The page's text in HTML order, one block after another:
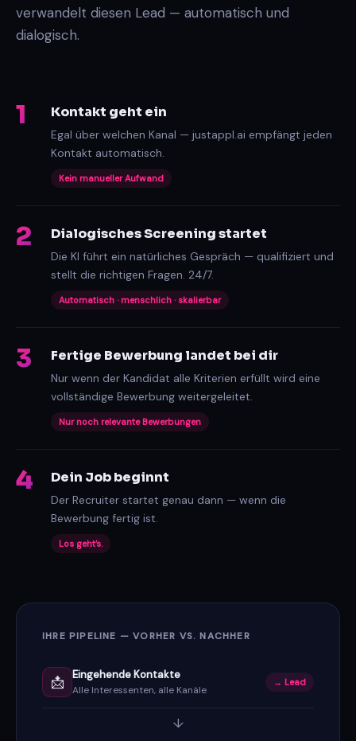
verwandelt diesen Lead — automatisch und
dialogisch.
1 Kontakt geht ein
Egal über welchen Kanal — justappl.ai empfängt jeden
Kontakt automatisch.
Kein manueller Aufwand
2 Dialogisches Screening startet
Die KI führt ein natürliches Gespräch — qualifiziert und
stellt die richtigen Fragen. 24/7.
Automatisch · menschlich · skalierbar
3 Fertige Bewerbung landet bei dir
Nur wenn der Kandidat alle Kriterien erfüllt wird eine
vollständige Bewerbung weitergeleitet.
Nur noch relevante Bewerbungen
4 Dein Job beginnt
Der Recruiter startet genau dann — wenn die
Bewerbung fertig ist.
Los geht’s.
IHRE PIPELINE — VORHER VS. NACHHER
📩 Eingehende Kontakte
Alle Interessenten, alle Kanäle
→ Lead
↓